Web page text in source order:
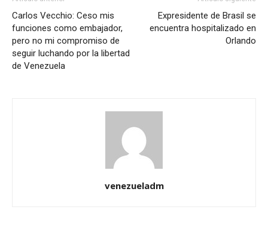
Carlos Vecchio: Ceso mis
funciones como embajador,
pero no mi compromiso de
seguir luchando por la libertad
de Venezuela
Expresidente de Brasil se
encuentra hospitalizado en
Orlando
venezueladm